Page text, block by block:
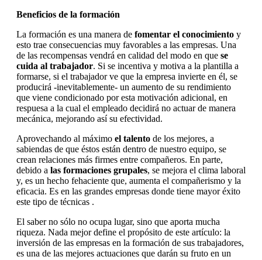
Beneficios de la formación
La formación es una manera de fomentar el conocimiento y
esto trae consecuencias muy favorables a las empresas. Una
de las recompensas vendrá en calidad del modo en que se
cuida al trabajador. Si se incentiva y motiva a la plantilla a
formarse, si el trabajador ve que la empresa invierte en él, se
producirá -inevitablemente- un aumento de su rendimiento
que viene condicionado por esta motivación adicional, en
respuesa a la cual el empleado decidirá no actuar de manera
mecánica, mejorando así su efectividad.
Aprovechando al máximo el talento de los mejores, a
sabiendas de que éstos están dentro de nuestro equipo, se
crean relaciones más firmes entre compañeros. En parte,
debido a las formaciones grupales, se mejora el clima laboral
y, es un hecho fehaciente que, aumenta el compañerismo y la
eficacia. Es en las grandes empresas donde tiene mayor éxito
este tipo de técnicas .
El saber no sólo no ocupa lugar, sino que aporta mucha
riqueza. Nada mejor define el propósito de este artículo: la
inversión de las empresas en la formación de sus trabajadores,
es una de las mejores actuaciones que darán su fruto en un